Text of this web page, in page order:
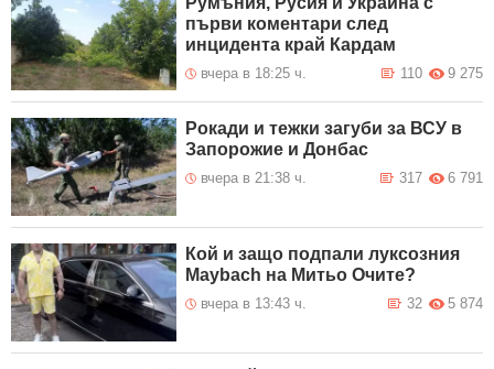
първи коментари след
инцидента край Кардам
вчера в 18:25 ч. 9 275
110
Рокади и тежки загуби за ВСУ в
Запорожие и Донбас
вчера в 21:38 ч. 6 791
317
Кой и защо подпали луксозния
Maybach на Митьо Очите?
вчера в 13:43 ч. 5 874
32